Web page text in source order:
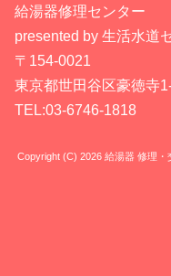
給湯器修理センター
presented by 生活水道
〒154-0021
東京都世田谷区豪徳寺
TEL:03-6746-1818
Copyright (C) 2026 給湯器 修理